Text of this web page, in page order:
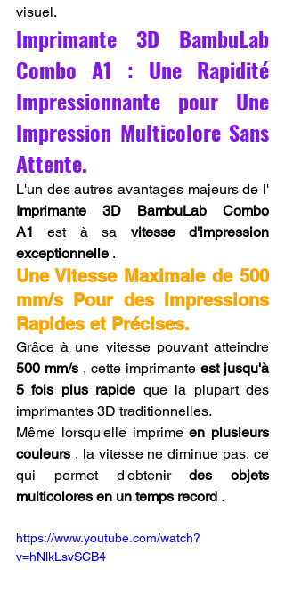
visuel.
Imprimante 3D BambuLab
Combo A1 : Une Rapidité
Impressionnante pour Une
Impression Multicolore Sans
Attente.
Imprimante 3D BambuLab Combo
A1
est à sa vitesse d'impression
exceptionnelle .
Une Vitesse Maximale de 500
mm/s Pour des Impressions
Rapides et Précises.
500 mm/s , cette imprimante est jusqu'à
5 fois plus rapide que la plupart des
imprimantes 3D traditionnelles.
Même lorsqu'elle imprime en plusieurs
couleurs , la vitesse ne diminue pas, ce
qui permet d'obtenir des objets
multicolores en un temps record .
https://www.youtube.com/watch?
v=hNlkLsvSCB4